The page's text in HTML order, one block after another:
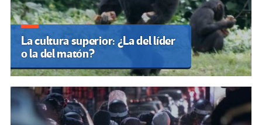
La cultura superior: ¿La del líder
o la del matón?